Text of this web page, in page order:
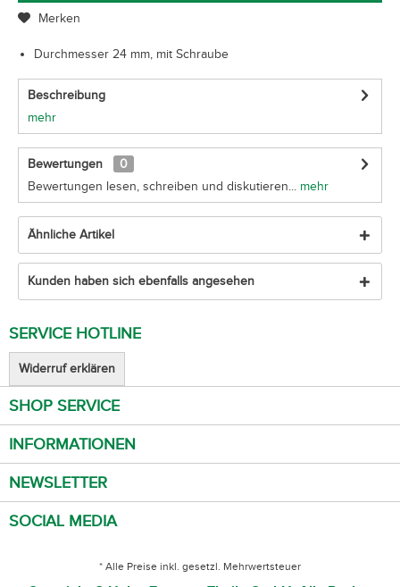
Merken
Durchmesser 24 mm, mit Schraube
Beschreibung
mehr
Bewertungen
0
Bewertungen lesen, schreiben und diskutieren... mehr
Ähnliche Artikel
Kunden haben sich ebenfalls angesehen
SERVICE HOTLINE
Widerruf erklären
SHOP SERVICE
INFORMATIONEN
NEWSLETTER
SOCIAL MEDIA
* Alle Preise inkl. gesetzl. Mehrwertsteuer